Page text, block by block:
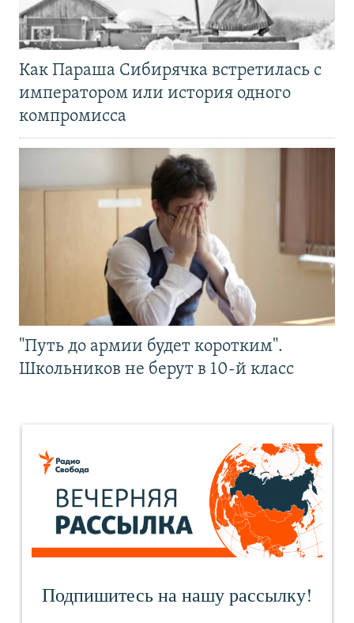
Как Параша Сибирячка встретилась с
императором или история одного
компромисса
"Путь до армии будет коротким".
Школьников не берут в 10-й класс